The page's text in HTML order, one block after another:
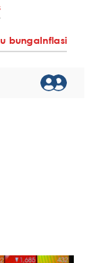
bungaInflasi